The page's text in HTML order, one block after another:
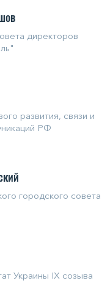
директоров
развития, связи и
РФ
городского совета
Украины IX созыва